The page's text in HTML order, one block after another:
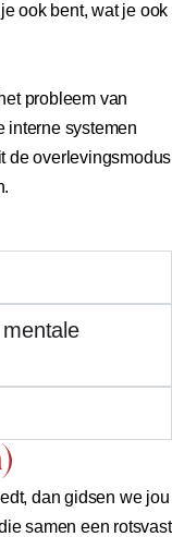
ook bent, wat je ook
probleem van
interne systemen
de overlevingsmodus
dan gidsen we jou
samen een rotsvast